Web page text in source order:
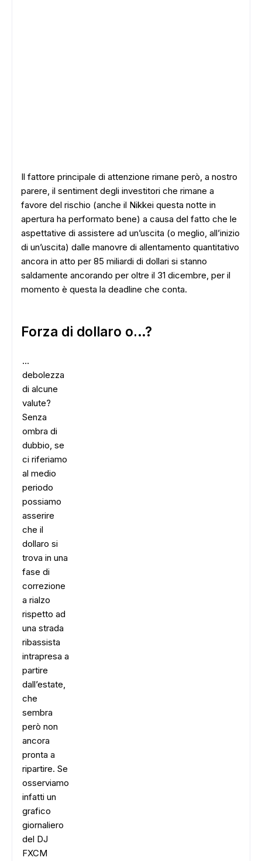
Il fattore principale di attenzione rimane però, a nostro
parere, il sentiment degli investitori che rimane a
favore del rischio (anche il Nikkei questa notte in
apertura ha performato bene) a causa del fatto che le
aspettative di assistere ad un’uscita (o meglio, all’inizio
di un’uscita) dalle manovre di allentamento quantitativo
ancora in atto per 85 miliardi di dollari si stanno
saldamente ancorando per oltre il 31 dicembre, per il
momento è questa la deadline che conta.
Forza di dollaro o…?
…
debolezza
di alcune
valute?
Senza
ombra di
dubbio, se
ci riferiamo
al medio
periodo
possiamo
asserire
che il
dollaro si
trova in una
fase di
correzione
a rialzo
rispetto ad
una strada
ribassista
intrapresa a
partire
dall’estate,
che
sembra
però non
ancora
pronta a
ripartire. Se
osserviamo
infatti un
grafico
giornaliero
del DJ
FXCM